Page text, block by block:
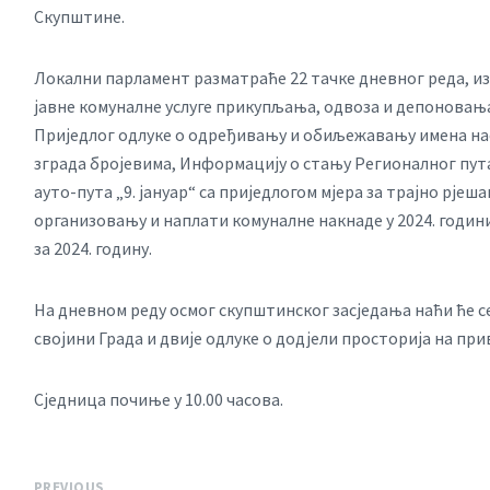
Скупштине.
Локални парламент разматраће 22 тачке дневног реда,
јавне комуналне услуге прикупљања, одвоза и
Приједлог одлуке о одређивању и обиљежавању имена
зграда бројевима, Информацију о стању Регионалног
ауто-пута „9. јануар“ са приједлогом мјера за трајно
организовању и наплати комуналне накнаде у 2024.
за 2024. годину.
На дневном реду осмог скупштинског засједања наћи ће
својини Града и двије одлуке о додјели просторија на
Сједница почиње у 10.00 часова.